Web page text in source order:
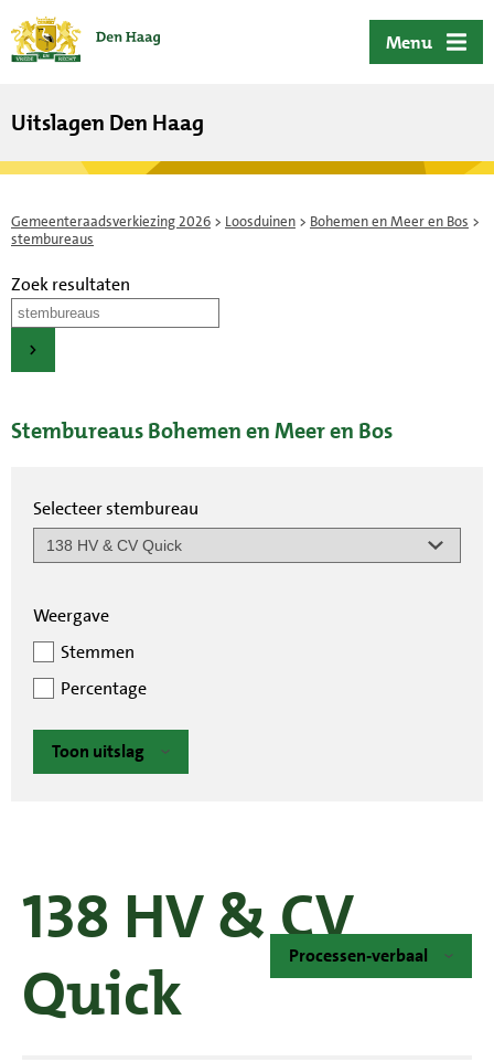
Menu
Uitslagen Den Haag
Gemeenteraadsverkiezing 2026 > Loosduinen > Bohemen en Meer en Bos >
stembureaus
Zoek resultaten
Stembureaus Bohemen en Meer en Bos
Selecteer stembureau
Weergave
Stemmen
Percentage
Toon uitslag
138 HV & CV
Quick
Processen-verbaal